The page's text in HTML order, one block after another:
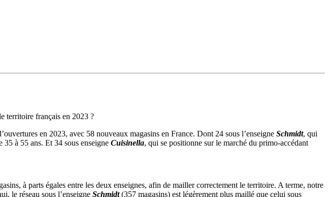
territoire français en 2023 ?
en 2023, avec 58 nouveaux magasins en France. Dont 24 sous l’enseigne Schmidt, qui
à 55 ans. Et 34 sous enseigne Cuisinella, qui se positionne sur le marché du primo-accédant
à parts égales entre les deux enseignes, afin de mailler correctement le territoire. A terme, notre
le réseau sous l’enseigne Schmidt(357 magasins) est légèrement plus maillé que celui sous